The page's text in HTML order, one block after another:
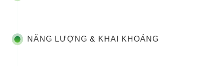
NĂNG LƯỢNG & KHAI KHOÁNG